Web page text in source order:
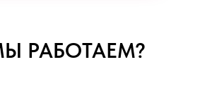
РАБОТАЕМ?